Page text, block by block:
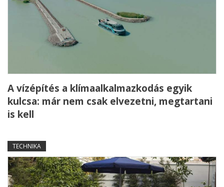
A vízépítés a klímaalkalmazkodás egyik
kulcsa: már nem csak elvezetni, megtartani
is kell
TECHNIKA